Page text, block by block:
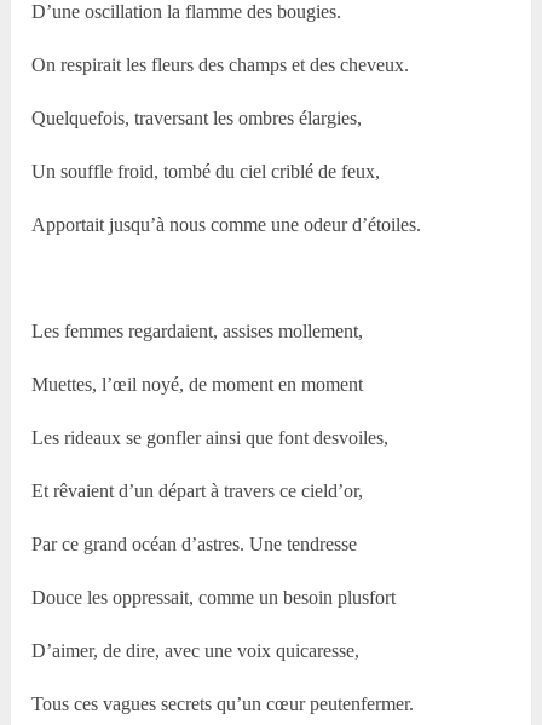
D’une oscillation la flamme des bougies.
On respirait les fleurs des champs et des cheveux.
Quelquefois, traversant les ombres élargies,
Un souffle froid, tombé du ciel criblé de feux,
Apportait jusqu’à nous comme une odeur d’étoiles.
Les femmes regardaient, assises mollement,
Muettes, l’œil noyé, de moment en moment
Les rideaux se gonfler ainsi que font desvoiles,
Et rêvaient d’un départ à travers ce cield’or,
Par ce grand océan d’astres. Une tendresse
Douce les oppressait, comme un besoin plusfort
D’aimer, de dire, avec une voix quicaresse,
Tous ces vagues secrets qu’un cœur peutenfermer.